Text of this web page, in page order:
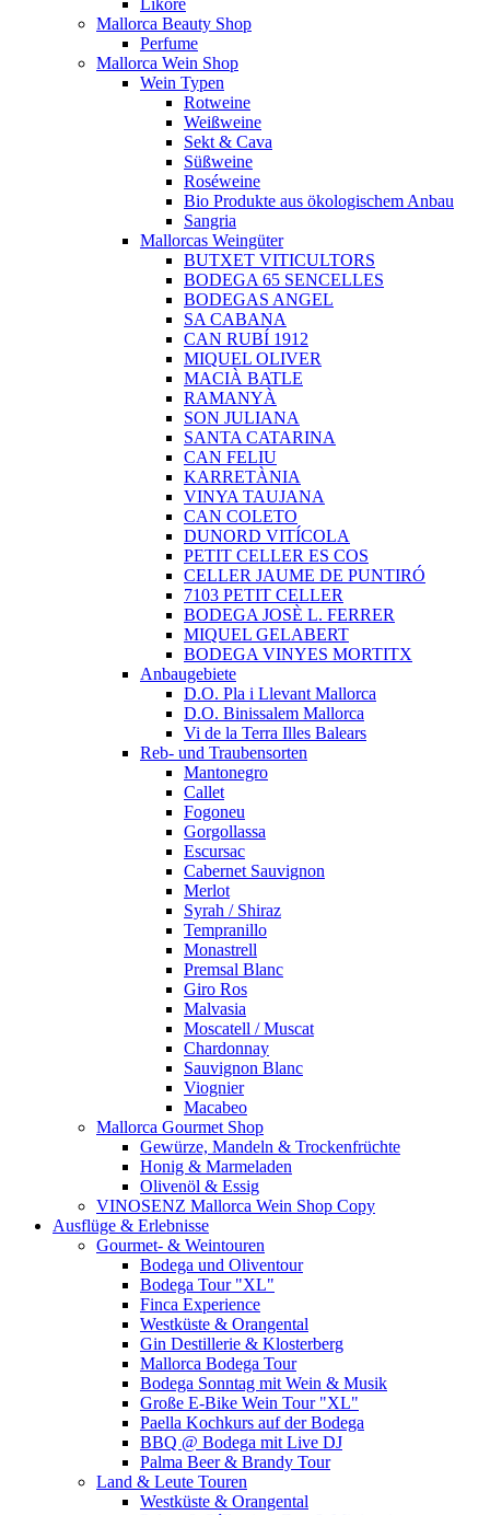
Liköre
Mallorca Beauty Shop
Perfume
Mallorca Wein Shop
Wein Typen
Rotweine
Weißweine
Sekt & Cava
Süßweine
Roséweine
Bio Produkte aus ökologischem Anbau
Sangria
Mallorcas Weingüter
BUTXET VITICULTORS
BODEGA 65 SENCELLES
BODEGAS ANGEL
SA CABANA
CAN RUBÍ 1912
MIQUEL OLIVER
MACIÀ BATLE
RAMANYÀ
SON JULIANA
SANTA CATARINA
CAN FELIU
KARRETÀNIA
VINYA TAUJANA
CAN COLETO
DUNORD VITÍCOLA
PETIT CELLER ES COS
CELLER JAUME DE PUNTIRÓ
7103 PETIT CELLER
BODEGA JOSÈ L. FERRER
MIQUEL GELABERT
BODEGA VINYES MORTITX
Anbaugebiete
D.O. Pla i Llevant Mallorca
D.O. Binissalem Mallorca
Vi de la Terra Illes Balears
Reb- und Traubensorten
Mantonegro
Callet
Fogoneu
Gorgollassa
Escursac
Cabernet Sauvignon
Merlot
Syrah / Shiraz
Tempranillo
Monastrell
Premsal Blanc
Giro Ros
Malvasia
Moscatell / Muscat
Chardonnay
Sauvignon Blanc
Viognier
Macabeo
Mallorca Gourmet Shop
Gewürze, Mandeln & Trockenfrüchte
Honig & Marmeladen
Olivenöl & Essig
VINOSENZ Mallorca Wein Shop Copy
Ausflüge & Erlebnisse
Gourmet- & Weintouren
Bodega und Oliventour
Bodega Tour "XL"
Finca Experience
Westküste & Orangental
Gin Destillerie & Klosterberg
Mallorca Bodega Tour
Bodega Sonntag mit Wein & Musik
Große E-Bike Wein Tour "XL"
Paella Kochkurs auf der Bodega
BBQ @ Bodega mit Live DJ
Palma Beer & Brandy Tour
Land & Leute Touren
Westküste & Orangental